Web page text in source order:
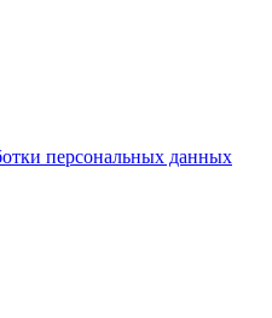
персональных данных